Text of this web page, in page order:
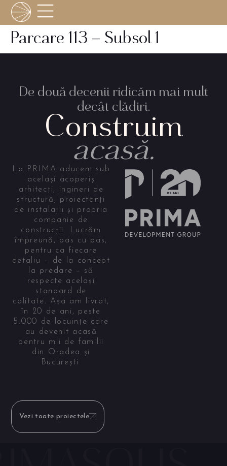
Parcare 113 – Subsol 1
De două decenii ridicăm mai mult
decât clădiri.
Construim
acasă.
La PRIMA aducem sub
același acoperiș
arhitecți, ingineri de
structură, proiectanți
de instalații și propria
companie de
construcții. Lucrăm
împreună, pas cu pas,
pentru ca fiecare
detaliu – de la concept
la predare – să
respecte același
standard de
calitate. Așa am livrat,
în 20 de ani, peste
5.000 de locuințe care
au devenit acasă
pentru mii de familii
din Oradea și
București.
Vezi toate proiectele